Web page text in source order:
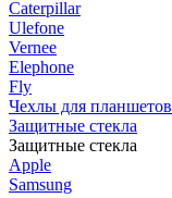
Caterpillar
Ulefone
Vernee
Elephone
Fly
Чехлы для планшетов
Защитные стекла
Защитные стекла
Apple
Samsung